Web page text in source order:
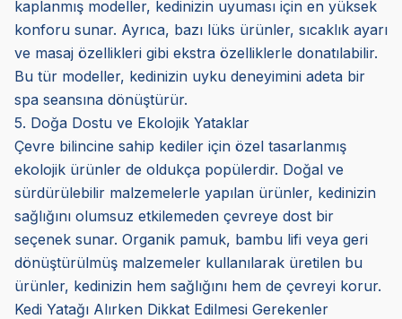
kaplanmış modeller, kedinizin uyuması için en yüksek
konforu sunar. Ayrıca, bazı lüks ürünler, sıcaklık ayarı
ve masaj özellikleri gibi ekstra özelliklerle donatılabilir.
Bu tür modeller, kedinizin uyku deneyimini adeta bir
spa seansına dönüştürür.
5. Doğa Dostu ve Ekolojik Yataklar
Çevre bilincine sahip kediler için özel tasarlanmış
ekolojik ürünler de oldukça popülerdir. Doğal ve
sürdürülebilir malzemelerle yapılan ürünler, kedinizin
sağlığını olumsuz etkilemeden çevreye dost bir
seçenek sunar. Organik pamuk, bambu lifi veya geri
dönüştürülmüş malzemeler kullanılarak üretilen bu
ürünler, kedinizin hem sağlığını hem de çevreyi korur.
Kedi Yatağı Alırken Dikkat Edilmesi Gerekenler